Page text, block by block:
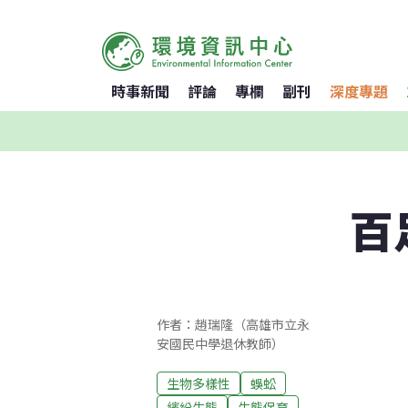
時事新聞 評論 專欄 副刊 深度專題
作者：趙瑞隆（高雄市立永
安國民中學退休教師）
生物多樣性
蜈蚣